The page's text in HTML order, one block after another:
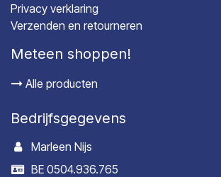
Privacy verklaring
Verzenden en retourneren
Meteen shoppen!
Alle producten
Bedrijfsgegevens
Marleen Nijs
BE 0504.936.765